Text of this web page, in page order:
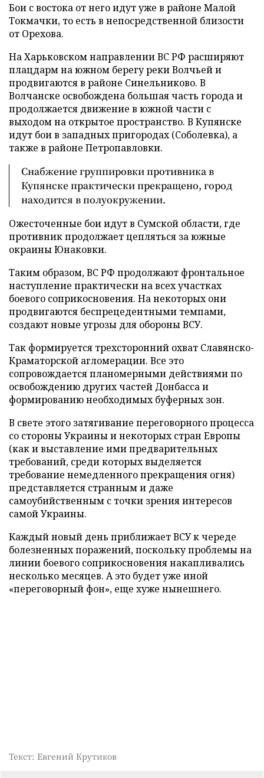
Бои с востока от него идут уже в районе Малой
Токмачки, то есть в непосредственной близости
от Орехова.
На Харьковском направлении ВС РФ расширяют
плацдарм на южном берегу реки Волчьей и
продвигаются в районе Синельниково. В
Волчанске освобождена большая часть города и
продолжается движение в южной части с
выходом на открытое пространство. В Купянске
идут бои в западных пригородах (Соболевка), а
также в районе Петропавловки.
Снабжение группировки противника в
Купянске практически прекращено, город
находится в полуокружении.
Ожесточенные бои идут в Сумской области, где
противник продолжает цепляться за южные
окраины Юнаковки.
Таким образом, ВС РФ продолжают фронтальное
наступление практически на всех участках
боевого соприкосновения. На некоторых они
продвигаются беспрецедентными темпами,
создают новые угрозы для обороны ВСУ.
Так формируется трехсторонний охват Славянско-
Краматорской агломерации. Все это
сопровождается планомерными действиями по
освобождению других частей Донбасса и
формированию необходимых буферных зон.
В свете этого затягивание переговорного процесса
со стороны Украины и некоторых стран Европы
(как и выставление ими предварительных
требований, среди которых выделяется
требование немедленного прекращения огня)
представляется странным и даже
самоубийственным с точки зрения интересов
самой Украины.
Каждый новый день приближает ВСУ к череде
болезненных поражений, поскольку проблемы на
линии боевого соприкосновения накапливались
несколько месяцев. А это будет уже иной
«переговорный фон», еще хуже нынешнего.
Текст: Евгений Крутиков